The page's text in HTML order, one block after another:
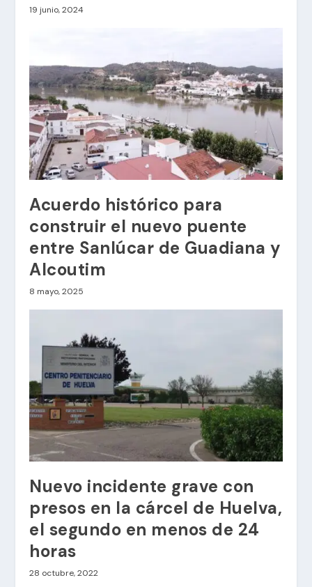
19 junio, 2024
Acuerdo histórico para
construir el nuevo puente
entre Sanlúcar de Guadiana y
Alcoutim
8 mayo, 2025
Nuevo incidente grave con
presos en la cárcel de Huelva,
el segundo en menos de 24
horas
28 octubre, 2022